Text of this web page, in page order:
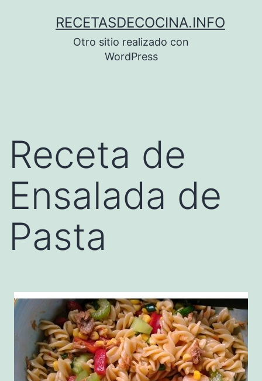
RECETASDECOCINA.INFO
Otro sitio realizado con
WordPress
Receta de
Ensalada de
Pasta